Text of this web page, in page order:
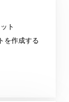
ト
を作成する